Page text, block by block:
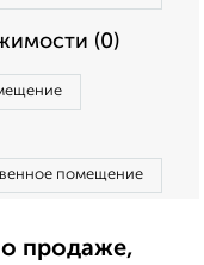
(0)
помещение
продаже,